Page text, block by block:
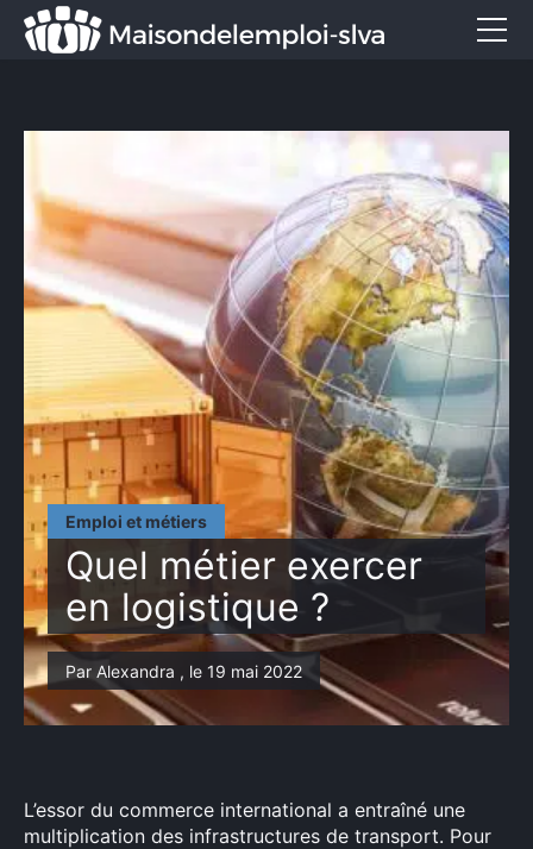
Emploi et métiers
Quel métier exercer
en logistique ?
Par Alexandra , le 19 mai 2022
L’essor du commerce international a entraîné une
multiplication des infrastructures de transport. Pour
Formation
Marketing
Entreprise
Services
CONTACT